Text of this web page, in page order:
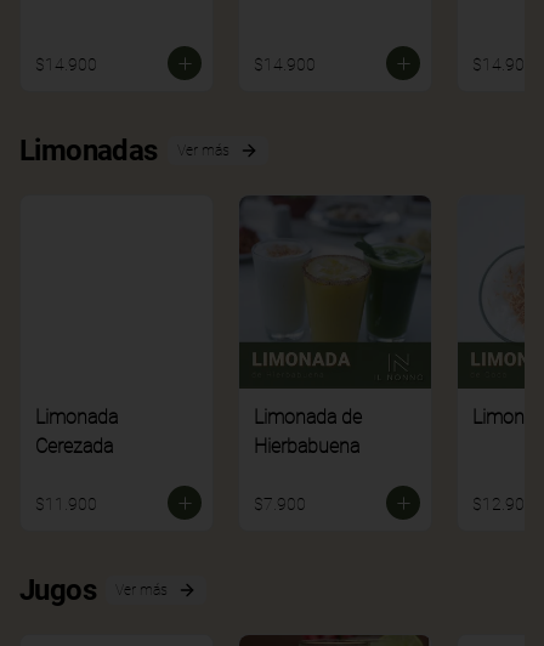
$14.900 $14.900 $14.900
Limonadas Ver más
Limonada
Cerezada
$11.900
Limonada de
Hierbabuena
$7.900 $12.900
Jugos Ver más